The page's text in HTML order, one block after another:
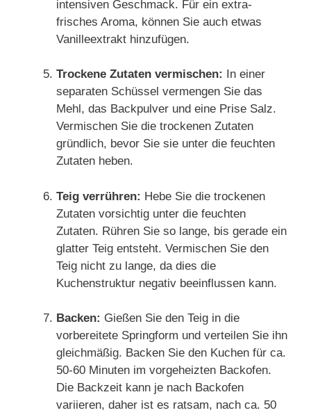
intensiven Geschmack. Für ein extra-
frisches Aroma, können Sie auch etwas
Vanilleextrakt hinzufügen.
Trockene Zutaten vermischen: In einer
separaten Schüssel vermengen Sie das
Mehl, das Backpulver und eine Prise Salz.
Vermischen Sie die trockenen Zutaten
gründlich, bevor Sie sie unter die feuchten
Zutaten heben.
Teig verrühren: Hebe Sie die trockenen
Zutaten vorsichtig unter die feuchten
Zutaten. Rühren Sie so lange, bis gerade ein
glatter Teig entsteht. Vermischen Sie den
Teig nicht zu lange, da dies die
Kuchenstruktur negativ beeinflussen kann.
Backen: Gießen Sie den Teig in die
vorbereitete Springform und verteilen Sie ihn
gleichmäßig. Backen Sie den Kuchen für ca.
50-60 Minuten im vorgeheizten Backofen.
Die Backzeit kann je nach Backofen
variieren, daher ist es ratsam, nach ca. 50